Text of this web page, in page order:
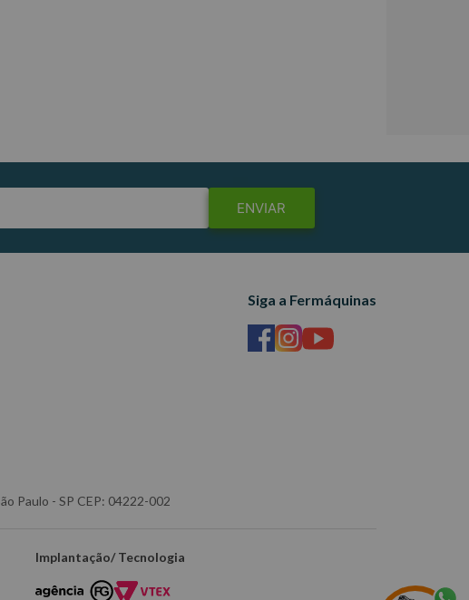
ENVIAR
Paulo - SP CEP: 04222-002
Siga a Fermáquinas
Implantação/ Tecnologia